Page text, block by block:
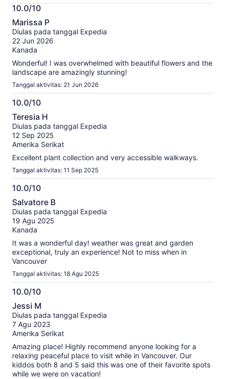
Informasi
lebih
lanjut
tentang
ulasan
terverifikasi
10.0/10
10.0
dari
10
Marissa P
Diulas pada tanggal Expedia
22 Jun 2026
Kanada
Wonderful! I was overwhelmed with beautiful flowers and the
landscape are amazingly stunning!
Tanggal aktivitas: 21 Jun 2026
10.0/10
10.0
dari
10
Teresia H
Diulas pada tanggal Expedia
12 Sep 2025
Amerika Serikat
Excellent plant collection and very accessible walkways.
Tanggal aktivitas: 11 Sep 2025
10.0/10
10.0
dari
10
Salvatore B
Diulas pada tanggal Expedia
19 Agu 2025
Kanada
It was a wonderful day! weather was great and garden
exceptional, truly an experience! Not to miss when in
Vancouver
Tanggal aktivitas: 18 Agu 2025
10.0/10
10.0
dari
10
Jessi M
Diulas pada tanggal Expedia
7 Agu 2023
Amerika Serikat
Amazing place! Highly recommend anyone looking for a
relaxing peaceful place to visit while in Vancouver. Our
kiddos both 8 and 5 said this was one of their favorite spots
while we were on vacation!